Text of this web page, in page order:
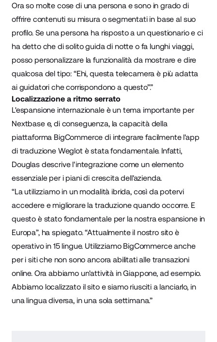
Ora so molte cose di una persona e sono in grado di
offrire contenuti su misura o segmentati in base al suo
profilo. Se una persona ha risposto a un questionario e ci
ha detto che di solito guida di notte o fa lunghi viaggi,
posso personalizzare la funzionalità da mostrare e dire
qualcosa del tipo: “Ehi, questa telecamera è più adatta
ai guidatori che corrispondono a questo”.”
Localizzazione a ritmo serrato
L'espansione internazionale è un tema importante per
Nextbase e, di conseguenza, la capacità della
piattaforma BigCommerce di integrare facilmente l'app
di traduzione Weglotè stata fondamentale. Infatti,
Douglas descrive l'integrazione come un elemento
essenziale per i piani di crescita dell'azienda.
“La utilizziamo in un modalità ibrida, così da potervi
accedere e migliorare la traduzione quando occorre. E
questo è stato fondamentale per la nostra espansione in
Europa”, ha spiegato. “Attualmente il nostro sito è
operativo in 15 lingue. Utilizziamo BigCommerce anche
per i siti che non sono ancora abilitati alle transazioni
online. Ora abbiamo un'attività in Giappone, ad esempio.
Abbiamo localizzato il sito e siamo riusciti a lanciarlo, in
una lingua diversa, in una sola settimana.”